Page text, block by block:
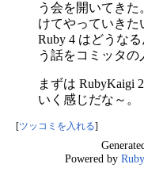
う会を開いてきた
けてやっていきた
Ruby 4 はどうな
う話をコミッタの
まずは RubyKaigi
いく感じだな～。
ツッコミを入れる
Powered by Ruby